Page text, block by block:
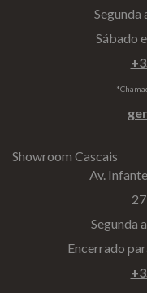
Segunda
Sábado
Showroom Cascais
Av.
Segunda
Encerrado